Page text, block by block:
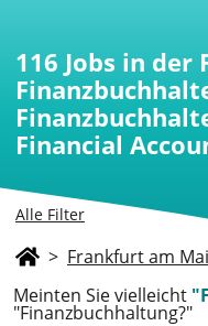
Alle Filter
116 Jobs in der
Financial
> Frankfurt am
Meinten Sie vielleicht
"Finanzbuchhaltung?"